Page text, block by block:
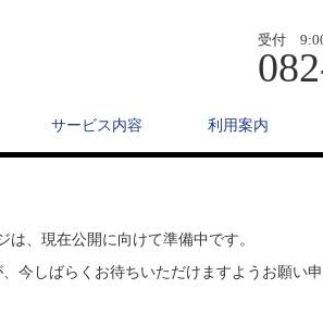
受付 9:00
サービス内容 利用案内
は、現在公開に向けて準備中です。
今しばらくお待ちいただけますようお願い申